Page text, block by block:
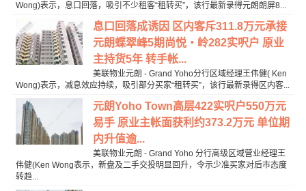
Wong)表示，息口回落，吸引不少租客“租转买”，该行最新录得元朗朗屏8...
息口回落成诱因 区内客斥311.8万元承接
元朗蝶翠峰5期尚悦‧岭282实呎户 原业
主持货5年 转手帐...
美联物业元朗 - Grand Yoho分行区域经理王伟健( Ken
Wong)表示，减息效应持续，吸引部分买家“租转买”，该行最新录得区内客...
元朗Yoho Town高层422实呎户550万元
易手 原业主帐面获利约373.2万元 单位期
内升值逾...
美联物业元朗 - Grand Yoho 分行高级区域营业经理王
伟健(Ken Wong表示，新盘及二手交投明显回升，令示少准买家对后市态度
转趋...